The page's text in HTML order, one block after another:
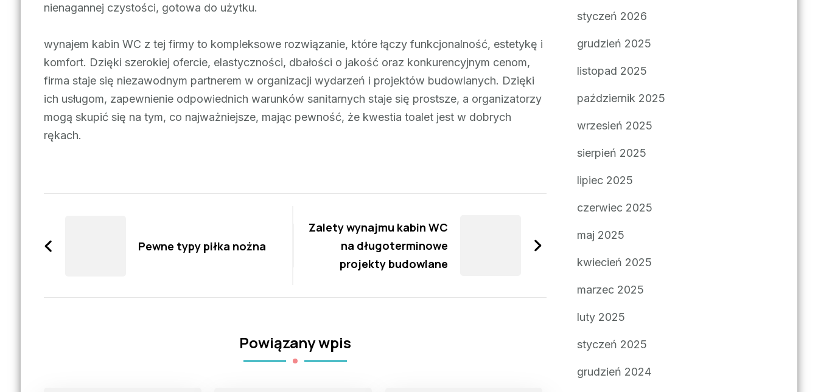
nienagannej czystości, gotowa do użytku.
wynajem kabin WC z tej firmy to kompleksowe rozwiązanie, które łączy funkcjonalność, estetykę i
komfort. Dzięki szerokiej ofercie, elastyczności, dbałości o jakość oraz konkurencyjnym cenom,
firma staje się niezawodnym partnerem w organizacji wydarzeń i projektów budowlanych. Dzięki
ich usługom, zapewnienie odpowiednich warunków sanitarnych staje się prostsze, a organizatorzy
mogą skupić się na tym, co najważniejsze, mając pewność, że kwestia toalet jest w dobrych
rękach.
Pewne typy piłka nożna
Zalety wynajmu kabin WC
na długoterminowe
projekty budowlane
Powiązany wpis
styczeń 2026
grudzień 2025
listopad 2025
październik 2025
wrzesień 2025
sierpień 2025
lipiec 2025
czerwiec 2025
maj 2025
kwiecień 2025
marzec 2025
luty 2025
styczeń 2025
grudzień 2024